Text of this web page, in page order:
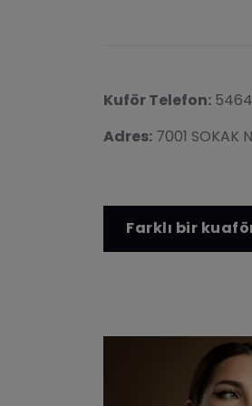
Kuför Telefon:
Adres: 7001 SOKAK
Farklı bir